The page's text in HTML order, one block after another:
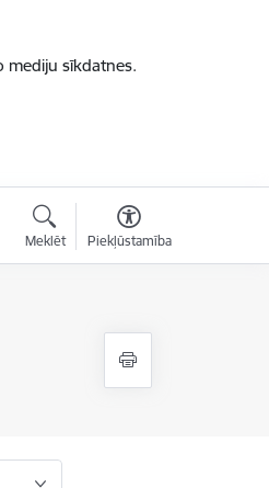
mediju sīkdatnes.
Meklēt Piekļūstamība